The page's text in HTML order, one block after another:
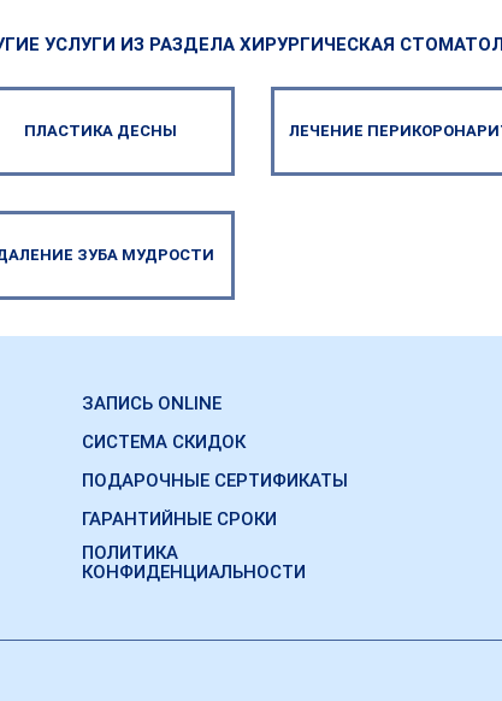
УСЛУГИ ИЗ РАЗДЕЛА ХИРУРГИЧЕСКАЯ
ПЛАСТИКА ДЕСНЫ ЛЕЧЕНИЕ
ЗУБА МУДРОСТИ
ЗАПИСЬ ONLINE
СИСТЕМА СКИДОК
ПОДАРОЧНЫЕ СЕРТИФИКАТЫ
ГАРАНТИЙНЫЕ СРОКИ
ПОЛИТИКА
КОНФИДЕНЦИАЛЬНОСТИ